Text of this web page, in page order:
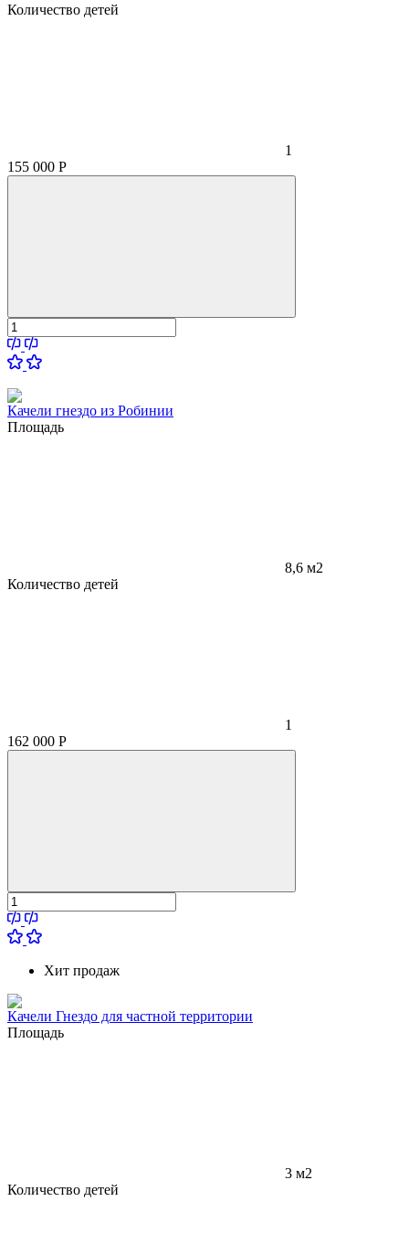
Количество детей
1
155 000 Р
Качели гнездо из Робинии
Площадь
8,6 м2
Количество детей
1
162 000 Р
Хит продаж
Качели Гнездо для частной территории
Площадь
3 м2
Количество детей